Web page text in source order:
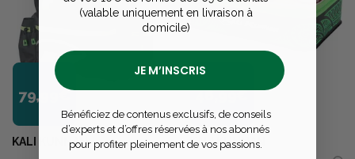
79,99€
KALI KUNNAN
46,99€
KALI KUNNAN
(valable uniquement en livraison à
domicile)
JE M’INSCRIS
Bénéficiez de contenus exclusifs, de conseils
d’experts et d’offres réservées à nos abonnés
pour profiter pleinement de vos passions.